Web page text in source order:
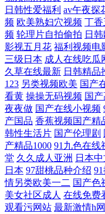
品视频综合区 欧美自拍手
类3 中文字幕有码在线观看
日韩性爱福利 av午夜探
频 欧美熟妇穴视频 丁
频 轮理片自拍偷拍 日
影视五月花 福利视频电
三级日本 成人在线吃瓜
久草在线最新 日韩精品
123 另类视频欧美 国产
看黄 操操无码视频 国
夜夜做 国产在线小视频
产国品 香蕉视频国产精
韩性生活片 国产伦理剧
产精品1000 91九色在线
堂 久久成人亚洲 日本
日本 97甜桃品种介绍
情另类欧美一二 国产色
美女社区成人 在线免费
观看污网站 最新激情h